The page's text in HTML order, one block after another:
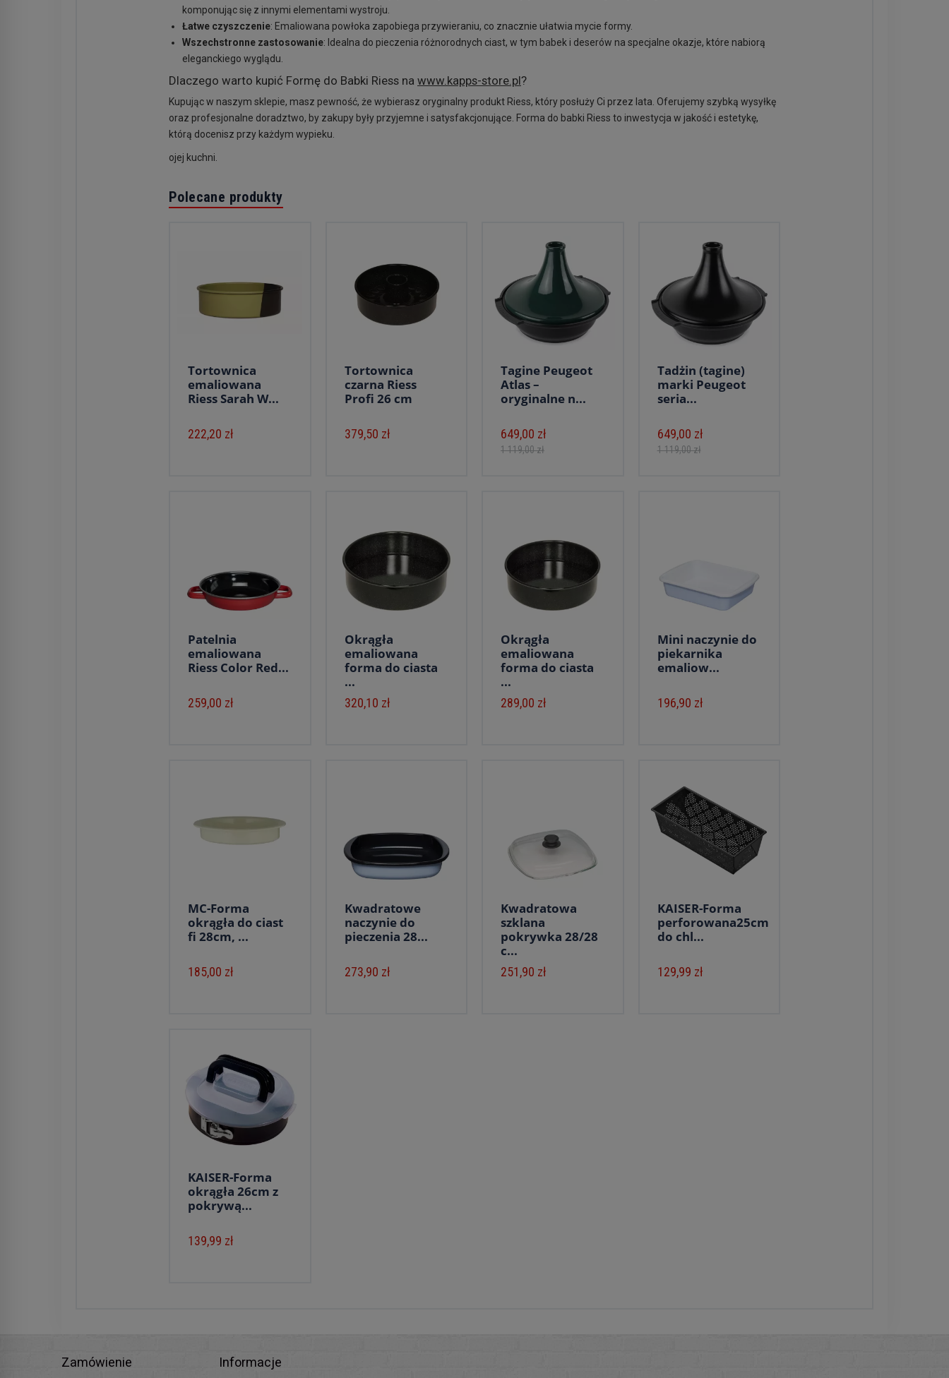
komponując się z innymi elementami wystroju.
Łatwe czyszczenie: Emaliowana powłoka zapobiega przywieraniu, co znacznie ułatwia mycie formy.
Wszechstronne zastosowanie: Idealna do pieczenia różnorodnych ciast, w tym babek i deserów na specjalne okazje, które nabiorą
eleganckiego wyglądu.
Dlaczego warto kupić Formę do Babki Riess na www.kapps-store.pl?
Kupując w naszym sklepie, masz pewność, że wybierasz oryginalny produkt Riess, który posłuży Ci przez lata. Oferujemy szybką wysyłkę
oraz profesjonalne doradztwo, by zakupy były przyjemne i satysfakcjonujące. Forma do babki Riess to inwestycja w jakość i estetykę,
którą docenisz przy każdym wypieku.
ojej kuchni.
Polecane produkty
Tortownica
emaliowana
Riess Sarah W...
222,20 zł
Tortownica
czarna Riess
Profi 26 cm
379,50 zł
Tagine Peugeot
Atlas –
oryginalne n...
649,00 zł
1 119,00 zł
Tadżin (tagine)
marki Peugeot
seria...
649,00 zł
1 119,00 zł
Patelnia
emaliowana
Riess Color Red...
259,00 zł
Okrągła
emaliowana
forma do ciasta
...
320,10 zł
Okrągła
emaliowana
forma do ciasta
...
289,00 zł
Mini naczynie do
piekarnika
emaliow...
196,90 zł
MC-Forma
okrągła do ciast
fi 28cm, ...
185,00 zł
Kwadratowe
naczynie do
pieczenia 28...
273,90 zł
Kwadratowa
szklana
pokrywka 28/28
c...
251,90 zł
KAISER-Forma
perforowana25cm
do chl...
129,99 zł
KAISER-Forma
okrągła 26cm z
pokrywą...
139,99 zł
Zamówienie Informacje